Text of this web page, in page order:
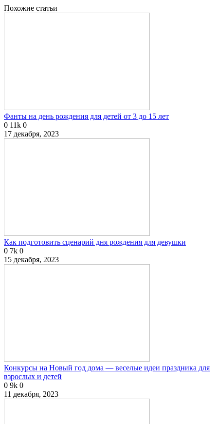
Похожие статьи
Фанты на день рождения для детей от 3 до 15 лет
0 11k 0
17 декабря, 2023
Как подготовить сценарий дня рождения для девушки
0 7k 0
15 декабря, 2023
Конкурсы на Новый год дома — веселые идеи праздника для
взрослых и детей
0 9k 0
11 декабря, 2023